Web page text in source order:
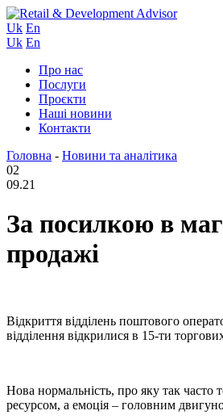
Uk En
Uk En
Про нас
Послуги
Проєкти
Наші новини
Контакти
Головна - Новини та аналітика
02
09.21
За посилкою в
продажі
Відкриття відділень поштового
відділення відкрилися в 15-ти
Нова нормальність, про яку так часто
ресурсом, а емоція – головним